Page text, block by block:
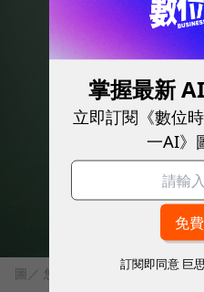
圖／ 悠遊卡公司提供
掌握最新
立即訂閱《數位
一AI》
訂閱即同意 巨